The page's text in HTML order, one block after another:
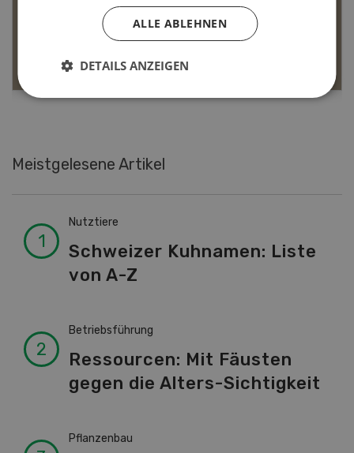
Dossier Bio-Artikel
Meistgelesene Artikel
Nutztiere
Schweizer Kuhnamen: Liste
von A-Z
Betriebsführung
Ressourcen: Mit Fäusten
gegen die Alters-Sichtigkeit
Pflanzenbau
ALLE ABLEHNEN
DETAILS ANZEIGEN